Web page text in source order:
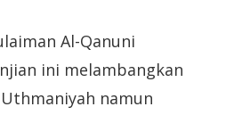
Al-Qanuni
ini melambangkan
namun